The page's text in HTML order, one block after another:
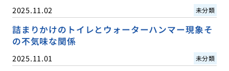
2025.11.02 未分類
詰まりかけのトイレとウォーターハンマー現象そ
の不気味な関係
2025.11.01 未分類